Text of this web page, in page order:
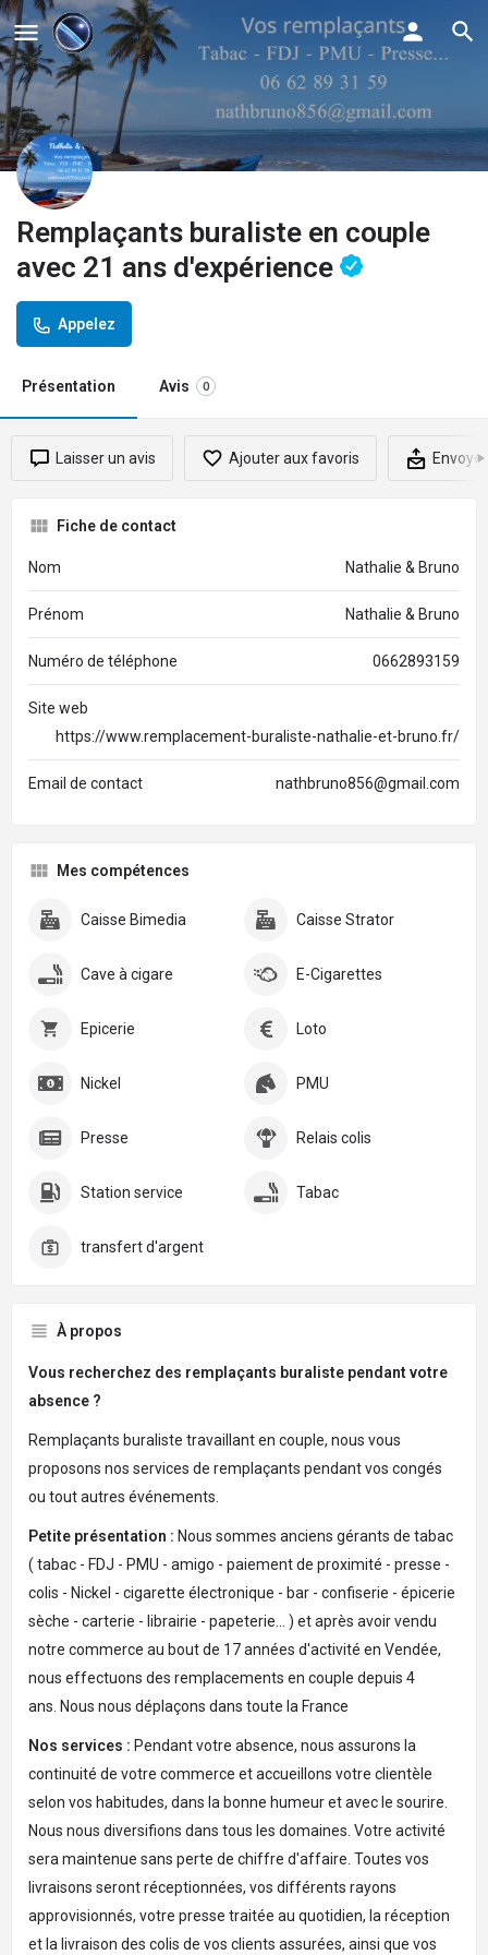
Remplaçants buraliste en couple
avec 21 ans d'expérience
Appelez
Présentation Avis 0
Laisser un avis Ajouter aux favoris
Fiche de contact
Nom Nathalie & Bruno
Prénom Nathalie & Bruno
Numéro de téléphone 0662893159
Site web
https://www.remplacement-buraliste-nathalie-et-bruno.fr/
Email de contact nathbruno856@gmail.com
Mes compétences
Caisse Bimedia Caisse Strator
Cave à cigare E-Cigarettes
Epicerie Loto
Nickel PMU
Presse Relais colis
Station service Tabac
transfert d'argent
À propos
Vous recherchez des remplaçants buraliste pendant votre
absence ?
Remplaçants buraliste travaillant en couple, nous vous
proposons nos services de remplaçants pendant vos congés
ou tout autres événements.
Petite présentation : Nous sommes anciens gérants de tabac
( tabac - FDJ - PMU - amigo - paiement de proximité - presse -
colis - Nickel - cigarette électronique - bar - confiserie - épicerie
sèche - carterie - librairie - papeterie... ) et après avoir vendu
notre commerce au bout de 17 années d'activité en Vendée,
nous effectuons des remplacements en couple depuis 4
ans. Nous nous déplaçons dans toute la France
Nos services : Pendant votre absence, nous assurons la
continuité de votre commerce et accueillons votre clientèle
selon vos habitudes, dans la bonne humeur et avec le sourire.
Nous nous diversifions dans tous les domaines. Votre activité
sera maintenue sans perte de chiffre d'affaire. Toutes vos
livraisons seront réceptionnées, vos différents rayons
approvisionnés, votre presse traitée au quotidien, la réception
et la livraison des colis de vos clients assurées, ainsi que vos